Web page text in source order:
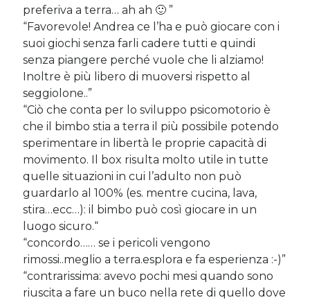
Del 2023 e di come la mia famiglia sta affrontando la sclerosi
multipla
28 Dicembre 2023
Donne e propensione al rischio: l’impatto sugli investimenti
12 Settembre 2022
Commenti Recenti
Angela
Del 2023 e di come la mia famiglia sta affrontando la
sclerosi multipla
Sara suDel 2023 e di come la mia famiglia sta affrontando la
sclerosi multipla
michelasu Del 2023 e di come la mia famiglia sta affrontando la
sclerosi multipla
michela suDel 2023 e di come la mia famiglia sta affrontando la
sclerosi multipla
Guya
su Del 2023 e di come la mia famiglia sta affrontando la
sclerosi multipla
preferiva a terra… ah ah 🙂 ”
“Favorevole! Andrea ce l’ha e può giocare con i
suoi giochi senza farli cadere tutti e quindi
senza piangere perché vuole che li alziamo!
Inoltre è più libero di muoversi rispetto al
seggiolone..”
“Ciò che conta per lo sviluppo psicomotorio è
che il bimbo stia a terra il più possibile potendo
sperimentare in libertà le proprie capacità di
movimento. Il box risulta molto utile in tutte
quelle situazioni in cui l’adulto non può
guardarlo al 100% (es. mentre cucina, lava,
stira…ecc…): il bimbo può così giocare in un
luogo sicuro.“
“concordo…… se i pericoli vengono
rimossi..meglio a terra.esplora e fa esperienza :-)”
“contrarissima: avevo pochi mesi quando sono
riuscita a fare un buco nella rete di quello dove